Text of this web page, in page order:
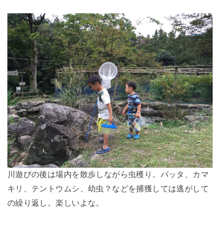
川遊びの後は場内を散歩しながら虫穫り。バッタ、カマ
キリ、テントウムシ、幼虫？などを捕獲しては逃がして
の繰り返し。楽しいよな。